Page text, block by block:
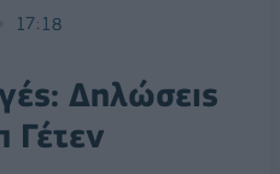
17:18
Δηλώσεις
Γέτεν